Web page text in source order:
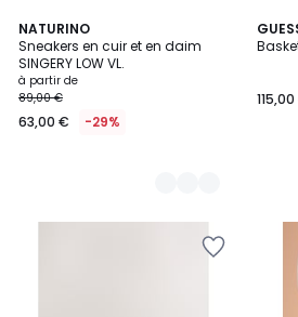
NATURINO
Sneakers en cuir et en daim
SINGERY LOW VL.
à partir de
89,00 €
63,00 € -29%
2
Couleurs